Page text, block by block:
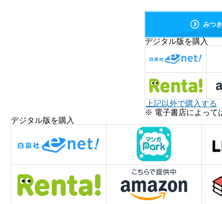
みつ
デジタル版を購入
上記以外で購入する
※ 電子書店によって
デジタル版を購入